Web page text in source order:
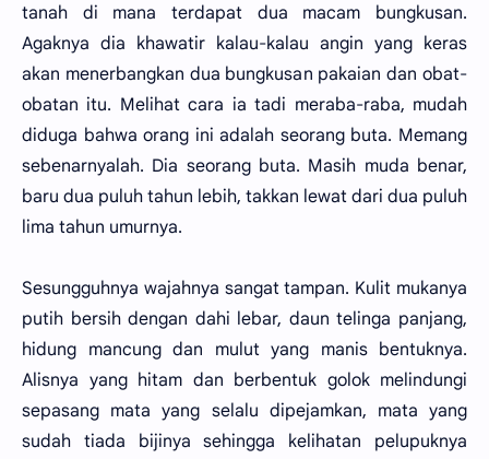
tanah di mana terdapat dua macam bungkusan.
Agaknya dia khawatir kalau-kalau angin yang keras
akan menerbangkan dua bungkusan pakaian dan obat-
obatan itu. Melihat cara ia tadi meraba-raba, mudah
diduga bahwa orang ini adalah seorang buta. Memang
sebenarnyalah. Dia seorang buta. Masih muda benar,
baru dua puluh tahun lebih, takkan lewat dari dua puluh
lima tahun umurnya.
Sesungguhnya wajahnya sangat tampan. Kulit mukanya
putih bersih dengan dahi lebar, daun telinga panjang,
hidung mancung dan mulut yang manis bentuknya.
Alisnya yang hitam dan berbentuk golok melindungi
sepasang mata yang selalu dipejamkan, mata yang
sudah tiada bijinya sehingga kelihatan pelupuknya